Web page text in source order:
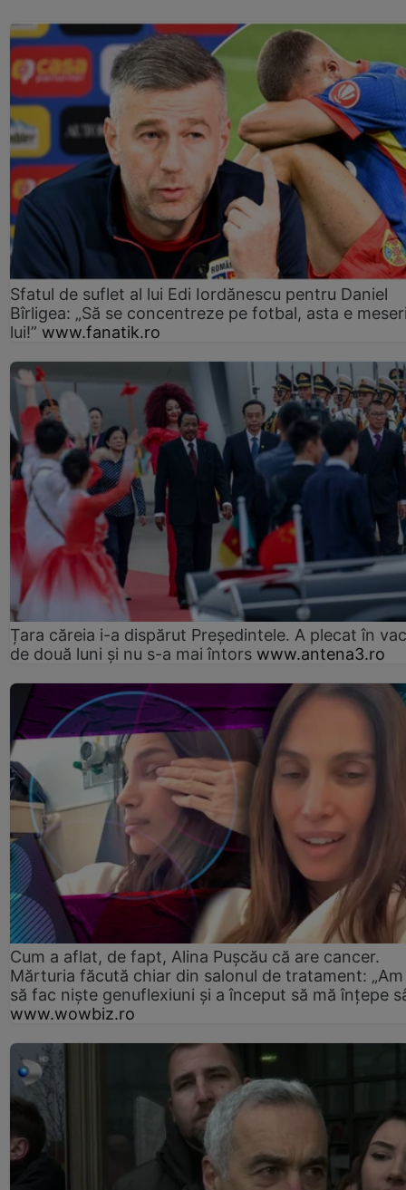
Sfatul de suflet al lui Edi Iordănescu pentru Daniel
Bîrligea: „Să se concentreze pe fotbal, asta e
lui!” www.fanatik.ro
Țara căreia i-a dispărut Președintele. A plecat în
de două luni și nu s-a mai întors www.antena3.ro
Cum a aflat, de fapt, Alina Pușcău că are cancer.
Mărturia făcută chiar din salonul de tratament:
să fac niște genuflexiuni și a început să mă înțepe
www.wowbiz.ro